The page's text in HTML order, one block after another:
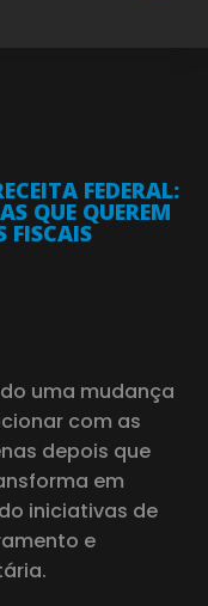
FEDERAL:
QUE QUEREM
FISCAIS
uma mudança
com as
depois que
em
iniciativas de
e